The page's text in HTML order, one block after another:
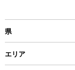
県
エリア